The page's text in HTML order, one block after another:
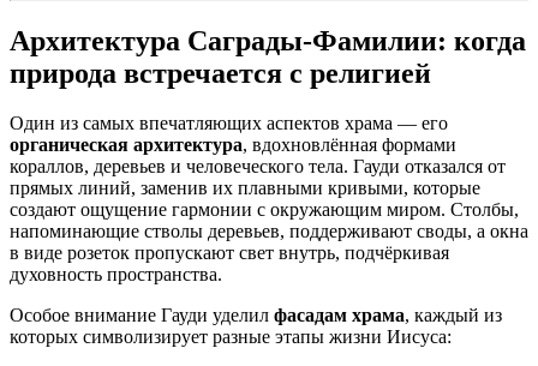
Архитектура Саграды-Фамилии: когда
природа встречается с религией
Один из самых впечатляющих аспектов храма — его
органическая архитектура, вдохновлённая формами
кораллов, деревьев и человеческого тела. Гауди отказался от
прямых линий, заменив их плавными кривыми, которые
создают ощущение гармонии с окружающим миром. Столбы,
напоминающие стволы деревьев, поддерживают своды, а окна
в виде розеток пропускают свет внутрь, подчёркивая
духовность пространства.
Особое внимание Гауди уделил фасадам храма, каждый из
которых символизирует разные этапы жизни Иисуса: